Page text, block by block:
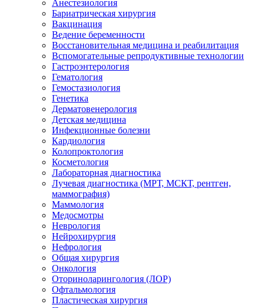
Анестезиология
Бариатрическая хирургия
Вакцинация
Ведение беременности
Восстановительная медицина и реабилитация
Вспомогательные репродуктивные технологии
Гастроэнтерология
Гематология
Гемостазиология
Генетика
Дерматовенерология
Детская медицина
Инфекционные болезни
Кардиология
Колопроктология
Косметология
Лабораторная диагностика
Лучевая диагностика (МРТ, МСКТ, рентген,
маммография)
Маммология
Медосмотры
Неврология
Нейрохирургия
Нефрология
Общая хирургия
Онкология
Оториноларингология (ЛОР)
Офтальмология
Пластическая хирургия